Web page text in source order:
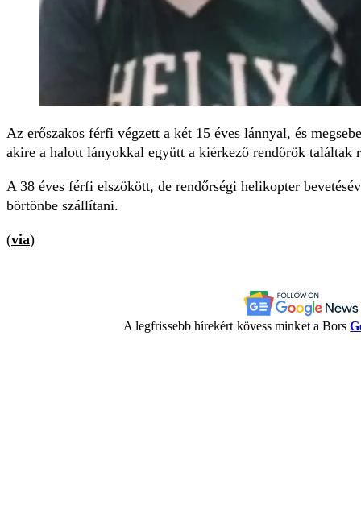
Az erőszakos férfi végzett a két 15 éves lánnyal, és
akire a halott lányokkal együtt a kiérkező rendőrök találtak
A 38 éves férfi elszökött, de rendőrségi helikopter
börtönbe szállítani.
(via)
A legfrissebb hírekért kövess minket a Bors